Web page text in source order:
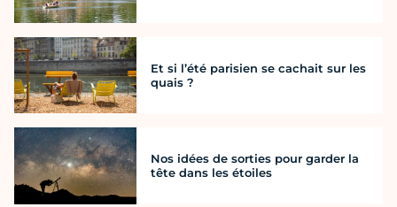
Et si l’été parisien se cachait sur les
quais ?
Nos idées de sorties pour garder la
tête dans les étoiles